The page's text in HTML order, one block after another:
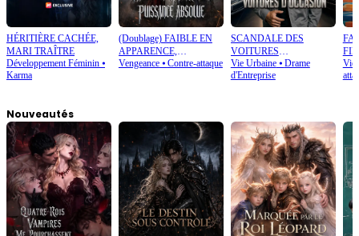
HÉRITIÈRE CACHÉE,
MARI TRAÎTRE
Développement Féminin ⦁
Karma
(Doublage) FAIBLE EN
APPARENCE,
PUISSANCE ABSOLUE
Vengeance⦁ Contre-attaque
SCANDALE DES
VOITURES
D’OCCASION
Vie Urbaine⦁ Drame
d'Entreprise
Vie
Nouveautés